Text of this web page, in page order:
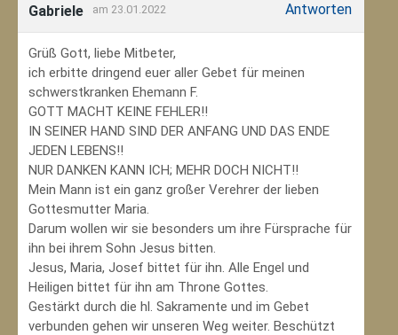
Gabriele am 23.01.2022 Antworten
Grüß Gott, liebe Mitbeter,
ich erbitte dringend euer aller Gebet für meinen
schwerstkranken Ehemann F.
GOTT MACHT KEINE FEHLER!!
IN SEINER HAND SIND DER ANFANG UND DAS ENDE
JEDEN LEBENS!!
NUR DANKEN KANN ICH; MEHR DOCH NICHT!!
Mein Mann ist ein ganz großer Verehrer der lieben
Gottesmutter Maria.
Darum wollen wir sie besonders um ihre Fürsprache für
ihn bei ihrem Sohn Jesus bitten.
Jesus, Maria, Josef bittet für ihn. Alle Engel und
Heiligen bittet für ihn am Throne Gottes.
Gestärkt durch die hl. Sakramente und im Gebet
verbunden gehen wir unseren Weg weiter. Beschützt